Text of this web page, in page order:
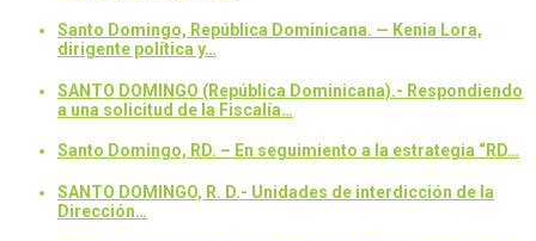
Santo Domingo, República Dominicana. — Kenia Lora,
dirigente política y…
SANTO DOMINGO (República Dominicana).- Respondiendo
a una solicitud de la Fiscalía…
Santo Domingo, RD. – En seguimiento a la estrategia “RD…
SANTO DOMINGO, R. D.- Unidades de interdicción de la
Dirección…